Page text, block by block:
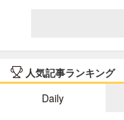
人気記事ランキング
Daily